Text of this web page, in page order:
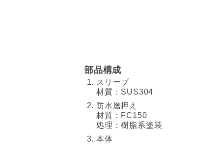
部品構成
スリーブ
材質：SUS304
防水層押え
材質：FC150
処理：樹脂系塗装
本体